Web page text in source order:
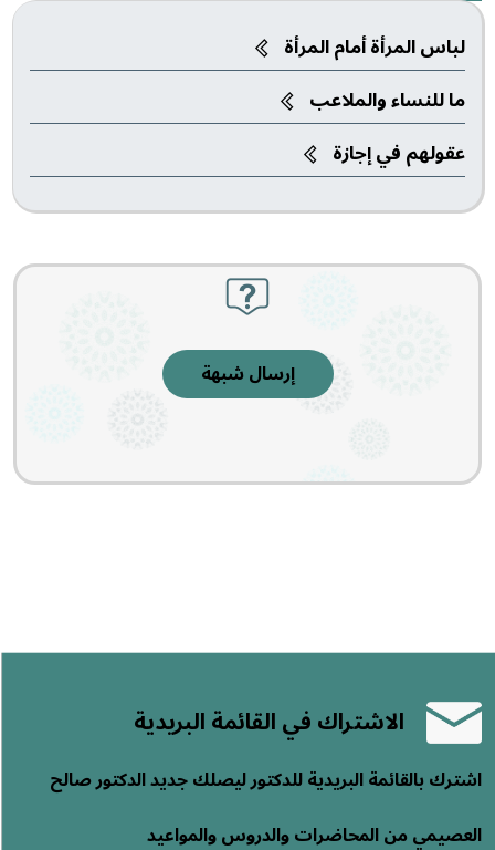
لباس المرأة أمام المرأة
ما للنساء والملاعب‎
عقولهم في إجازة
إرسال شبهة
الاشتراك في القائمة البريدية
اشترك بالقائمة البريدية للدكتور ليصلك جديد الدكتور صالح
العصيمي من المحاضرات والدروس والمواعيد